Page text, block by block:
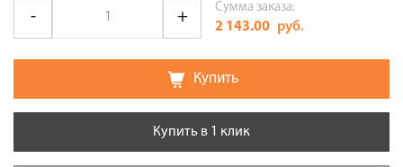
Сумма заказа:
2 143.00 руб.
Купить
Купить в 1 клик